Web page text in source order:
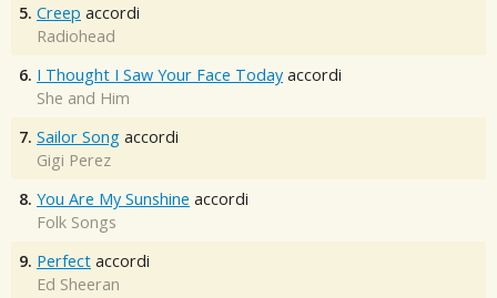
5. Creep accordi
Radiohead
6. I Thought I Saw Your Face Today accordi
She and Him
7. Sailor Song accordi
Gigi Perez
8. You Are My Sunshine accordi
Folk Songs
9. Perfect accordi
Ed Sheeran